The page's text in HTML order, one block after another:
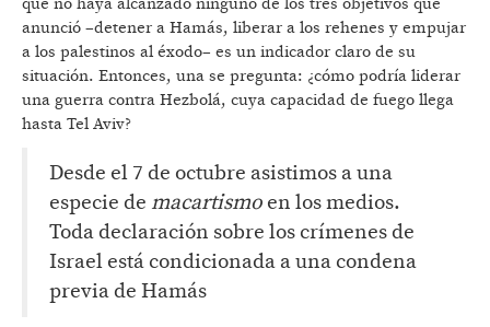
anunció –detener a Hamás, liberar a los rehenes y empujar
a los palestinos al éxodo– es un indicador claro de su
situación. Entonces, una se pregunta: ¿cómo podría liderar
una guerra contra Hezbolá, cuya capacidad de fuego llega
hasta Tel Aviv?
Desde el 7 de octubre asistimos a una
especie de macartismo en los medios.
Toda declaración sobre los crímenes de
Israel está condicionada a una condena
previa de Hamás